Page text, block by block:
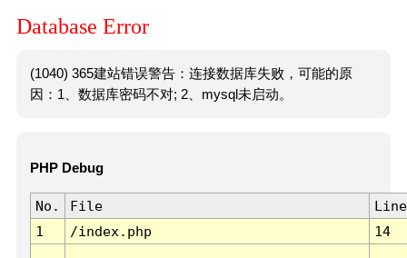
Database Error
(1040) 365建站错误警告：连接数据库失败，可能的原
因：1、数据库密码不对; 2、mysql未启动。
PHP Debug
No. File
Line
1
/index.php 14